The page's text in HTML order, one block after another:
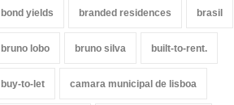
bond yields branded residences brasil
bruno lobo bruno silva built-to-rent.
buy-to-let camara municipal de lisboa